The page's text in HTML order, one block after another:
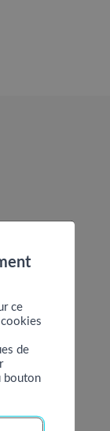
ce
de
bouton